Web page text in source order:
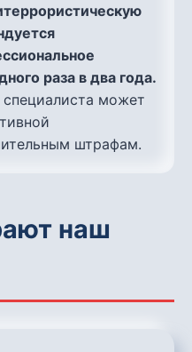
раза в два года.
специалиста может
штрафам.
наш